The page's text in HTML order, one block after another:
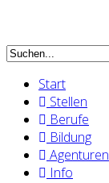
Start
Stellen
Berufe
Bildung
Agenturen
Info